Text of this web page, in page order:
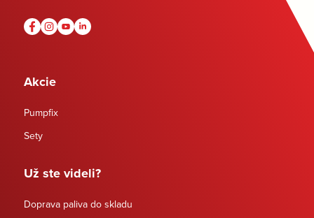
Akcie
Pumpfix
Sety
Už ste videli?
Doprava paliva do skladu